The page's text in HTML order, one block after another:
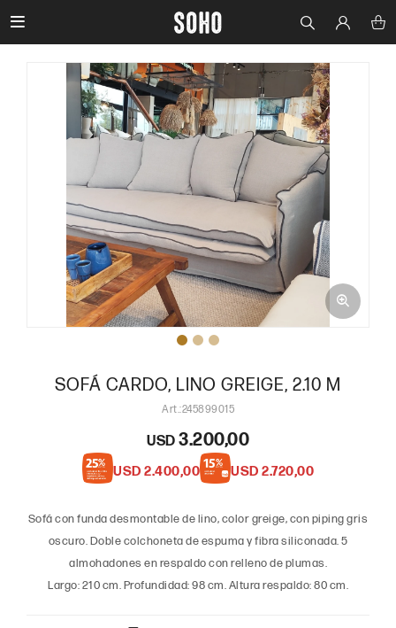

SOFÁ CARDO, LINO GREIGE, 2.10 M
245899015
USD 3.200,00
USD 2.400,00 USD 2.720,00
Sofá con funda desmontable de lino, color greige, con piping gris
oscuro. Doble colchoneta de espuma y fibra siliconada. 5
almohadones en respaldo con relleno de plumas.
Largo: 210 cm. Profundidad: 98 cm. Altura respaldo: 80 cm.